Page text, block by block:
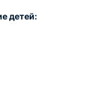
детей: